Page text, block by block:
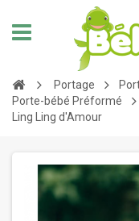
Portage
Porte-bébé Préformé
Ling Ling d'Amour